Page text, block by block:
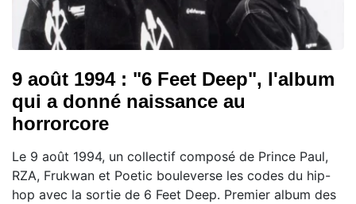
9 août 1994 : "6 Feet Deep", l'album
qui a donné naissance au
horrorcore
Le 9 août 1994, un collectif composé de Prince Paul,
RZA, Frukwan et Poetic bouleverse les codes du hip-
hop avec la sortie de 6 Feet Deep. Premier album des